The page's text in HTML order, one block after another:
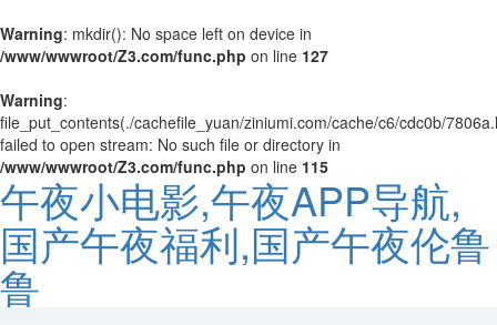
Warning: mkdir(): No space left on device in
/www/wwwroot/Z3.com/func.php on line 127
Warning:
file_put_contents(./cachefile_yuan/ziniumi.com/cache/c6/cdc0b/
failed to open stream: No such file or directory in
/www/wwwroot/Z3.com/func.php on line 115
午夜小电影,午夜APP导航,
国产午夜福利,国产午夜伦鲁
鲁